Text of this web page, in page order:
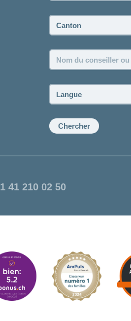
Canton:
Nom
du
ou
la
Langue:
Chercher
41 210 02 50